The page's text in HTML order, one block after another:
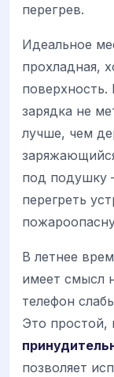
перегрев.
Идеальное
прохладная,
поверхность.
зарядка не
лучше, чем
под подушку
перегреть
В летнее
имеет смысл
телефон
Это простой,
позволяет